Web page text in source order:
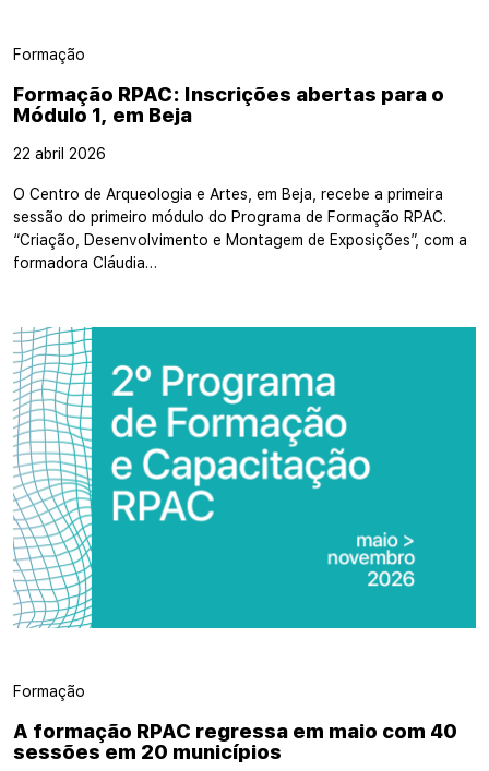
Formação
Formação RPAC: Inscrições abertas para o
Módulo 1, em Beja
22 abril 2026
O Centro de Arqueologia e Artes, em Beja, recebe a primeira
sessão do primeiro módulo do Programa de Formação RPAC.
“Criação, Desenvolvimento e Montagem de Exposições”, com a
formadora Cláudia…
Formação
A formação RPAC regressa em maio com 40
sessões em 20 municípios